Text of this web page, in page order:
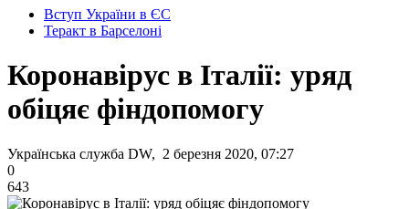
Вступ України в ЄС
Теракт в Барселоні
Коронавірус в Італії: уряд
обіцяє фіндопомогу
Українська служба DW, 2 березня 2020, 07:27
0
643